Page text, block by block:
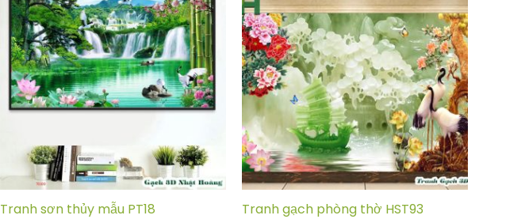
Tranh sơn thủy mẫu PT18 Tranh gạch phòng thờ HST93